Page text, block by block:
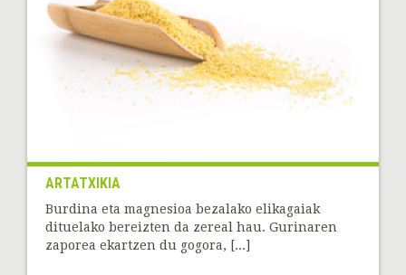
ARTATXIKIA
Burdina eta magnesioa bezalako elikagaiak
dituelako bereizten da zereal hau. Gurinaren
zaporea ekartzen du gogora, [...]